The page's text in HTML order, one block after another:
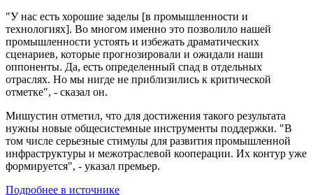
"У нас есть хорошие заделы [в промышленности и
технологиях]. Во многом именно это позволило нашей
промышленности устоять и избежать драматических
сценариев, которые прогнозировали и ожидали наши
оппоненты. Да, есть определенный спад в отдельных
отраслях. Но мы нигде не приблизились к критической
отметке", - сказал он.
Мишустин отметил, что для достижения такого результата
нужны новые общесистемные инструменты поддержки. "В
том числе серьезные стимулы для развития промышленной
инфраструктуры и межотраслевой кооперации. Их контур уже
формируется", - указал премьер.
Подробнее в источнике